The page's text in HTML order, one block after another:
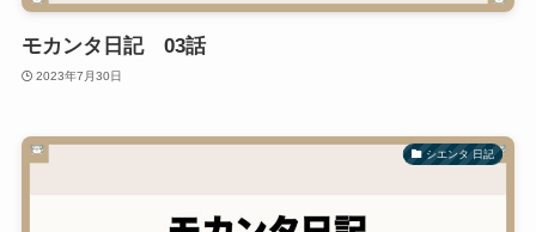
モカンタ日記 03話
2023年7月30日
シエンタ 日記